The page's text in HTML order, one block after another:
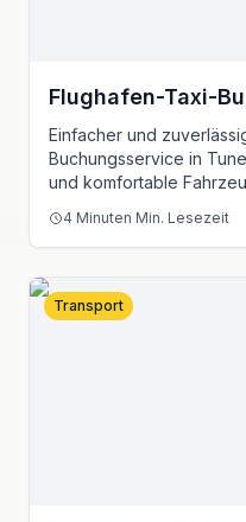
Flughafen-Taxi-
Einfacher und
Buchungsservice in
und komfortable
4 Minuten Min. Lesezeit
Transport